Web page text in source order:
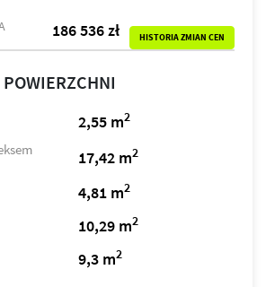
186 536 zł HISTORIA ZMIAN CEN
2,55 m2
17,42 m2
4,81 m2
10,29 m2
9,3 m2